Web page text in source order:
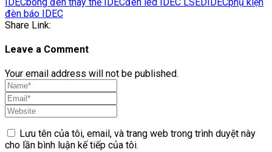
đèn báo IDEC
Share Link:
Leave a Comment
Your email address will not be published.
Lưu tên của tôi, email, và trang web trong trình duyệt này
cho lần bình luận kế tiếp của tôi.